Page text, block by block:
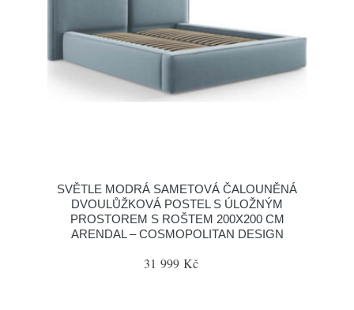
SVĚTLE MODRÁ SAMETOVÁ ČALOUNĚNÁ
DVOULŮŽKOVÁ POSTEL S ÚLOŽNÝM
PROSTOREM S ROŠTEM 200X200 CM
ARENDAL – COSMOPOLITAN DESIGN
31 999 Kč